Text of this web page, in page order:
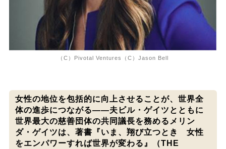
（C）Pivotal Ventures（C）Jason Bell
女性の地位を包括的に向上させることが、世界全
体の進歩につながる――夫ビル・ゲイツとともに
世界最大の慈善団体の共同議長を務めるメリン
ダ・ゲイツは、著書『いま、翔び立つとき 女性
をエンパワーすれば世界が変わる』（THE